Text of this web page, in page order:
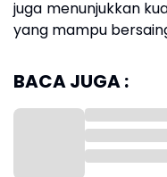
juga menunjukkan
yang mampu
BACA JUGA :